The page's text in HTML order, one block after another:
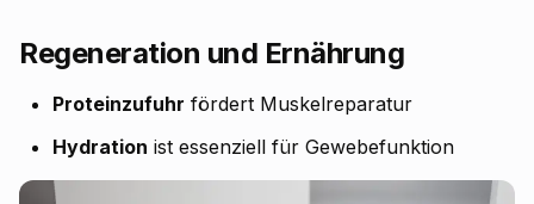
Regeneration und Ernährung
Proteinzufuhr fördert Muskelreparatur
Hydration ist essenziell für Gewebefunktion